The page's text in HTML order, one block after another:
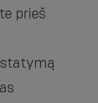
prieš